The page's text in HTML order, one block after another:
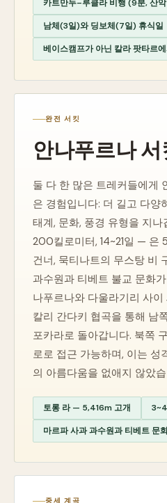
카트만두–루클라 비행 (9분, 산
남체(3일)와 딩보체(7일) 휴식일
베이스캠프가 아닌 칼라 팟타르
완전 서킷
안나푸르나 서
둘 다 한 많은 트레커들에게
은 경험입니다: 더 길고 다양
태계, 문화, 풍경 유형을 지나
200킬로미터, 14~21일 — 은
건너, 묵티나트의 무스탕 비
과수원과 티베트 불교 문화가
나푸르나와 다울라기리 사이
칼리 간다키 협곡을 통해 남
포카라로 돌아갑니다. 북쪽
로로 접근 가능하며, 이는 성
의 아름다움을 없애지 않았
토롱 라 — 5,416m 고개
마르파 사과 과수원과 티베트 문
중세 계곡